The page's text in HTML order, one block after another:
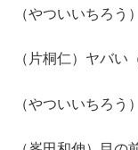
（やついいちろう
（片桐仁）ヤバい
（やついいちろう